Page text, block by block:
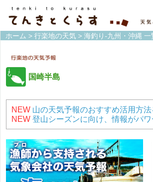
ホーム > 行楽地の天気 > 海釣り-九州・沖縄 一
国崎半島
NEW 山の天気予報のおすすめ活用方法
NEW 登山シーズンに向け、情報がパワ